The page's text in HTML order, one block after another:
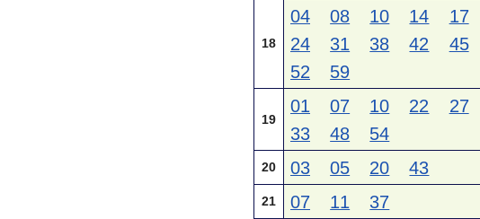
18
04 08 10 14
17
24
31 38 42
45
52
59
19
01 07 10 22
27
33
48 54
20 03 05 20 43
21 07 11 37